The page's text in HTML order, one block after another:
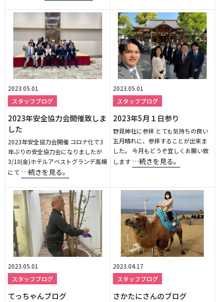
2023.05.01
スタッフブログ
2023年安全協力会開催致しま
した
2023年安全協力会開催 コロナ化で3
年ぶりの安全協力会になりましたが
3/10(金)ホテルアベストグランデ高槻
にて …続きを見る。
2023.05.01
スタッフブログ
2023年5月１日参り
野見神社に参拝 とても気持ちの良い
五月晴れに、参拝することが出来ま
した。 今月もどうぞ宜しくお願い致
します …続きを見る。
2023.05.01
スタッフブログ
てっちゃんブログ
2023.04.17
スタッフブログ
さかたにさんのブログ